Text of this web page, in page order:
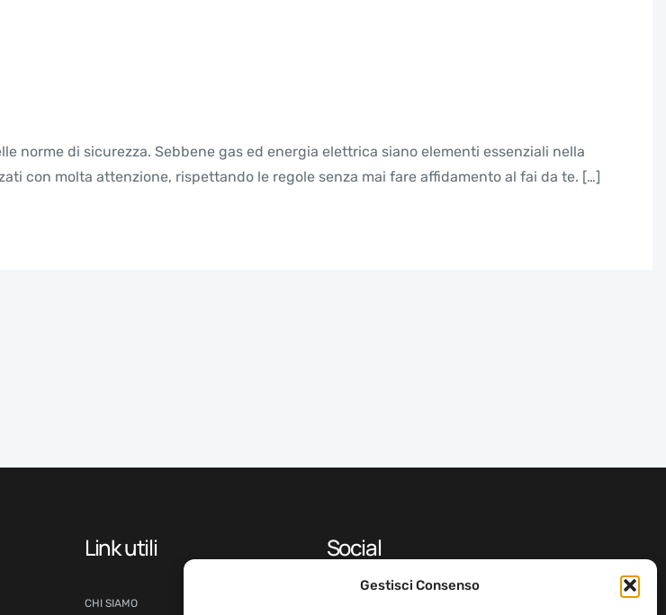
Gestisci Consenso
norme di sicurezza. Sebbene gas ed energia elettrica siano elementi essenziali nella
con molta attenzione, rispettando le regole senza mai fare affidamento al fai da te. […]
Link utili
CHI SIAMO
Social